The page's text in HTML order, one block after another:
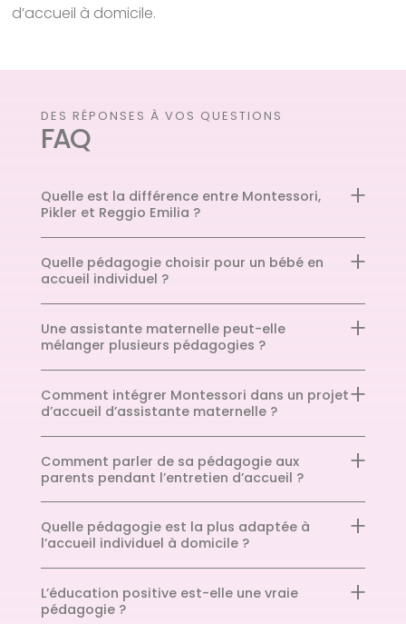
d’accueil à domicile.
DES RÉPONSES À VOS QUESTIONS
FAQ
Quelle est la différence entre Montessori,
Pikler et Reggio Emilia ?
Quelle pédagogie choisir pour un bébé en
accueil individuel ?
Une assistante maternelle peut-elle
mélanger plusieurs pédagogies ?
Comment intégrer Montessori dans un projet
d’accueil d’assistante maternelle ?
Comment parler de sa pédagogie aux
parents pendant l’entretien d’accueil ?
Quelle pédagogie est la plus adaptée à
l’accueil individuel à domicile ?
L’éducation positive est-elle une vraie
pédagogie ?